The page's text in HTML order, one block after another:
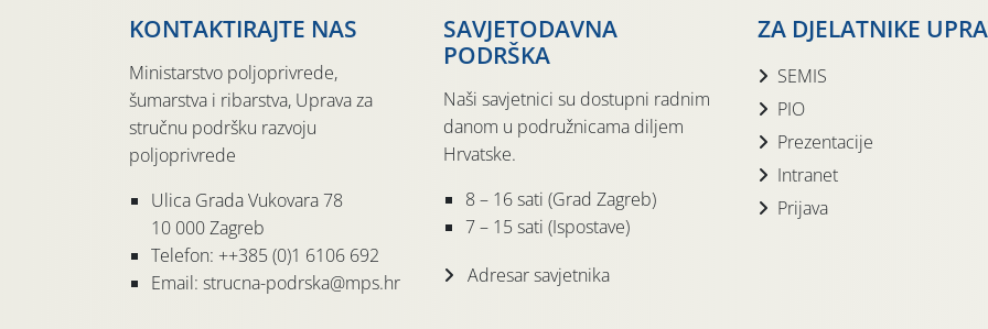
KONTAKTIRAJTE NAS
Ministarstvo poljoprivrede,
šumarstva i ribarstva, Uprava za
stručnu podršku razvoju
poljoprivrede
Ulica Grada Vukovara 78
10 000 Zagreb
Telefon: ++385 (0)1 6106 692
Email: strucna-podrska@mps.hr
SAVJETODAVNA
PODRŠKA
Naši savjetnici su dostupni radnim
danom u podružnicama diljem
Hrvatske.
8 – 16 sati (Grad Zagreb)
7 – 15 sati (Ispostave)
Adresar savjetnika
ZA DJELATNIKE
SEMIS
PIO
Prezentacije
Intranet
Prijava